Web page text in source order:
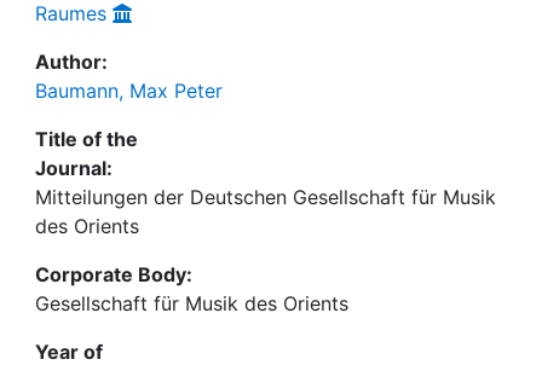
Raumes
Author:
Baumann, Max Peter
Title of the
Journal:
Mitteilungen der Deutschen Gesellschaft für Musik
des Orients
Corporate Body:
Gesellschaft für Musik des Orients
Year of